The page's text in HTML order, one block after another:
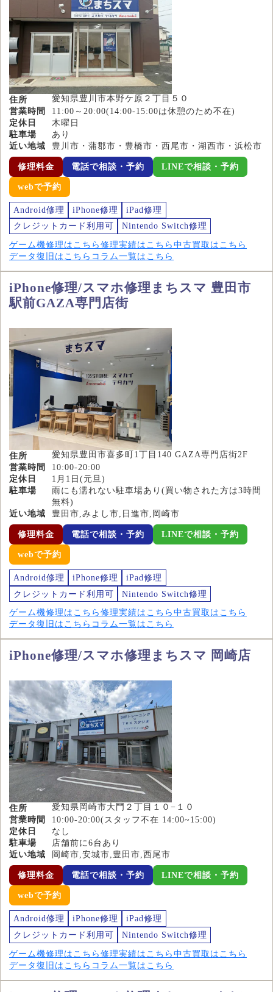
住所
愛知県豊川市本野ケ原２丁目５０
営業時間
11:00～20:00(14:00-15:00は休憩のため不在)
定休日
木曜日
駐車場
あり
近い地域
豊川市・蒲郡市・豊橋市・西尾市・湖西市・浜松市
修理料金 電話で相談・予約 LINEで相談・予約
webで予約
Android修理 iPhone修理
iPad修理
クレジットカード利用可
Nintendo Switch修理
ゲーム機修理はこちら 修理実績はこちら 中古買取はこちら
データ復旧はこちら コラム一覧はこちら
iPhone修理/スマホ修理まちスマ 豊田市
駅前GAZA専門店街
住所
愛知県豊田市喜多町1丁目140 GAZA専門店街2F
営業時間
10:00-20:00
定休日
1月1日(元旦)
駐車場
雨にも濡れない駐車場あり(買い物された方は3時間
無料)
近い地域
豊田市,みよし市,日進市,岡崎市
修理料金 電話で相談・予約 LINEで相談・予約
webで予約
Android修理 iPhone修理
iPad修理
クレジットカード利用可
Nintendo Switch修理
ゲーム機修理はこちら 修理実績はこちら 中古買取はこちら
データ復旧はこちら コラム一覧はこちら
iPhone修理/スマホ修理まちスマ 岡崎店
住所
愛知県岡崎市大門２丁目１０−１０
営業時間
10:00-20:00(スタッフ不在 14:00~15:00)
定休日
なし
駐車場
店舗前に6台あり
近い地域
岡崎市,安城市,豊田市,西尾市
修理料金 電話で相談・予約 LINEで相談・予約
webで予約
Android修理 iPhone修理
iPad修理
クレジットカード利用可
Nintendo Switch修理
ゲーム機修理はこちら 修理実績はこちら 中古買取はこちら
データ復旧はこちら コラム一覧はこちら